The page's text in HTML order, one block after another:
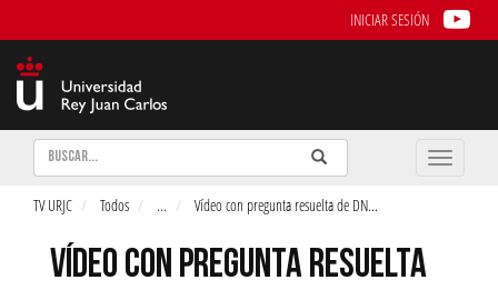
INICIAR SESIÓN
Buscar Enviar
Buscar
Toggle
TV URJC Todos ... Vídeo con pregunta resuelta de DN...
VÍDEO CON PREGUNTA RESUELTA